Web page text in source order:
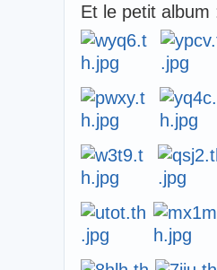
Et le petit album